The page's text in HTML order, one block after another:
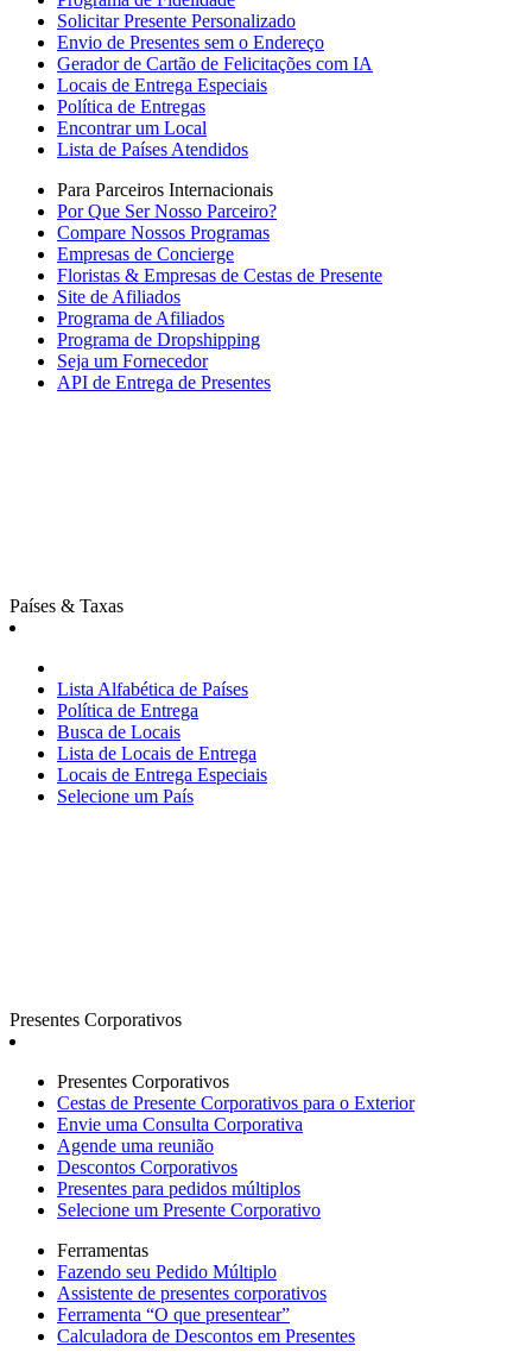
Solicitar Presente Personalizado
Envio de Presentes sem o Endereço
Gerador de Cartão de Felicitações com IA
Locais de Entrega Especiais
Política de Entregas
Encontrar um Local
Lista de Países Atendidos
Para Parceiros Internacionais
Por Que Ser Nosso Parceiro?
Compare Nossos Programas
Empresas de Concierge
Floristas & Empresas de Cestas de Presente
Site de Afiliados
Programa de Afiliados
Programa de Dropshipping
Seja um Fornecedor
API de Entrega de Presentes
Países & Taxas
Lista Alfabética de Países
Política de Entrega
Busca de Locais
Lista de Locais de Entrega
Locais de Entrega Especiais
Selecione um País
Presentes Corporativos
Presentes Corporativos
Cestas de Presente Corporativos para o Exterior
Envie uma Consulta Corporativa
Agende uma reunião
Descontos Corporativos
Presentes para pedidos múltiplos
Selecione um Presente Corporativo
Ferramentas
Fazendo seu Pedido Múltiplo
Assistente de presentes corporativos
Ferramenta “O que presentear”
Calculadora de Descontos em Presentes